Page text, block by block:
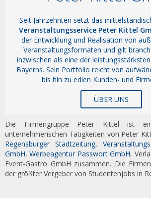
Seit Jahrzehnten setzt das
Veranstaltungsservice Peter Kittel
der Entwicklung und Realisation von
Veranstaltungsformaten und gilt
inzwischen als eine der
Bayerns. Sein Portfolio reicht von
bis hin zu edlen Kunden- und
ÜBER UNS
Die Firmengruppe Peter Kittel ist
unternehmerischen Tätigkeiten von Peter
Regensburger Stadtzeitung,
GmbH,Werbeagentur Passwort GmbH,
Event-Gastro GmbH zusammen. Die
der größter Vergeber von Studentenjobs in